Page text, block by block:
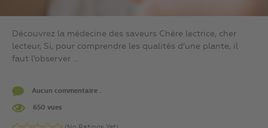
Découvrez la médecine des saveurs Chère lectrice, cher
lecteur, Si, pour comprendre les qualités d’une plante, il
faut l’observer ...
Aucun commentaire .
650 vues